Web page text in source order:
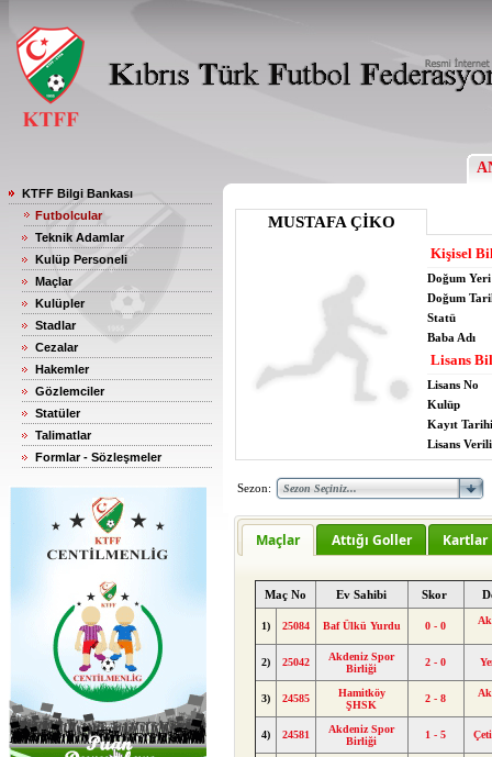
KTFF Bilgi Bankası
Futbolcular
Teknik Adamlar
Kulüp Personeli
Maçlar
Kulüpler
Stadlar
Cezalar
Hakemler
Gözlemciler
Statüler
Talimatlar
Formlar - Sözleşmeler
MUSTAFA ÇİKO
Kişisel
Doğum Yeri
Doğum
Statü
Baba Adı
Lisans
Lisans No
Kulüp
Kayıt Tarihi
Lisans
Sezon:
Maçlar Attığı Goller Kartlar
Maç No Ev Sahibi Skor
1) 25084 Baf Ülkü Yurdu 0 - 0
2) 25042
Akdeniz Spor
Birliği
2 - 0
3) 24585
Hamitköy
ŞHSK
2 - 8
4) 24581
Akdeniz Spor
Birliği
1 - 5